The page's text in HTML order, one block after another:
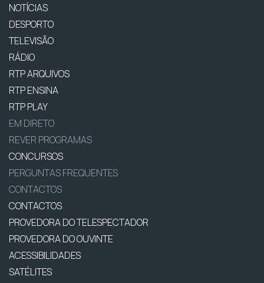
NOTÍCIAS
DESPORTO
TELEVISÃO
RÁDIO
RTP ARQUIVOS
RTP ENSINA
RTP PLAY
EM DIRETO
REVER PROGRAMAS
CONCURSOS
PERGUNTAS FREQUENTES
CONTACTOS
CONTACTOS
PROVEDORA DO TELESPECTADOR
PROVEDORA DO OUVINTE
ACESSIBILIDADES
SATÉLITES